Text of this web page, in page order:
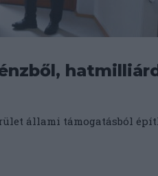
állami támogatásból